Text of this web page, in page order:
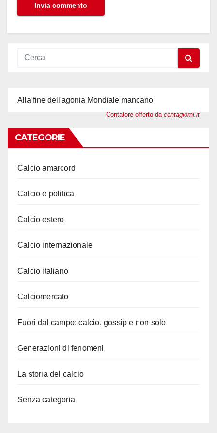
Alla fine dell'agonia Mondiale mancano
Contatore offerto da contagiorni.it
CATEGORIE
Calcio amarcord
Calcio e politica
Calcio estero
Calcio internazionale
Calcio italiano
Calciomercato
Fuori dal campo: calcio, gossip e non solo
Generazioni di fenomeni
La storia del calcio
Senza categoria